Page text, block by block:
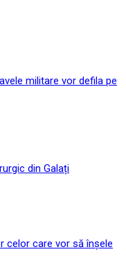
militare vor defila pe
din Galați
celor care vor să înșele